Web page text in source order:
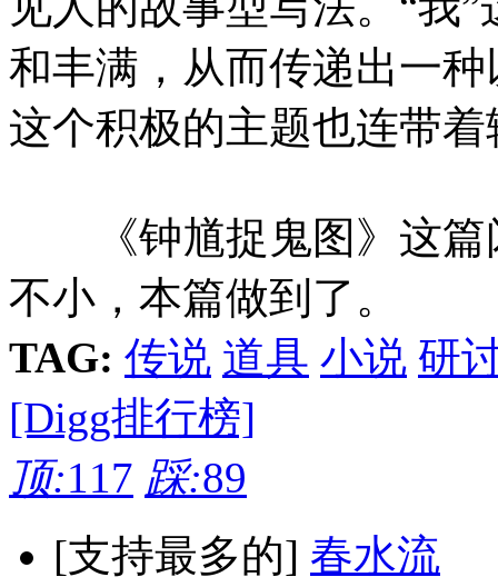
和丰满，从而传递出一
这个积极的主题也连带
《钟馗捉鬼图》这篇
不小，本篇做到了。
TAG: 传说 道具 小说 研
[Digg排行榜]
顶:117 踩:89
[支持最多的] 春水流